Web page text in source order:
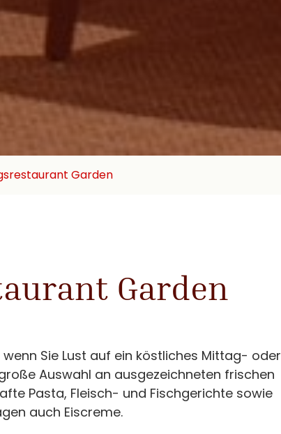
Garden
Garden
Sie Lust auf ein köstliches Mittag- oder
Auswahl an ausgezeichneten frischen
Pasta, Fleisch- und Fischgerichte sowie
auch Eiscreme.